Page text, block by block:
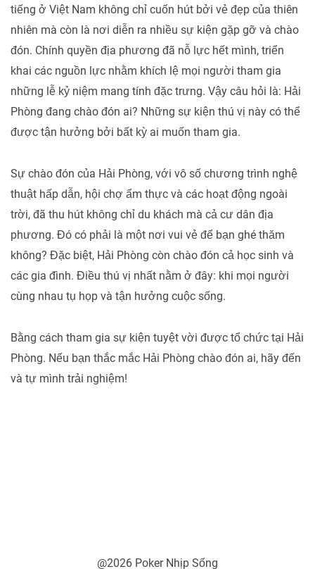
tiếng ở Việt Nam không chỉ cuốn hút bởi vẻ đẹp của thiên
nhiên mà còn là nơi diễn ra nhiều sự kiện gặp gỡ và chào
đón. Chính quyền địa phương đã nỗ lực hết mình, triển
khai các nguồn lực nhằm khích lệ mọi người tham gia
những lễ kỷ niệm mang tính đặc trưng. Vậy câu hỏi là: Hải
Phòng đang chào đón ai? Những sự kiện thú vị này có thể
được tận hưởng bởi bất kỳ ai muốn tham gia.
Sự chào đón của Hải Phòng, với vô số chương trình nghệ
thuật hấp dẫn, hội chợ ẩm thực và các hoạt động ngoài
trời, đã thu hút không chỉ du khách mà cả cư dân địa
phương. Đó có phải là một nơi vui vẻ để bạn ghé thăm
không? Đặc biệt, Hải Phòng còn chào đón cả học sinh và
các gia đình. Điều thú vị nhất nằm ở đây: khi mọi người
cùng nhau tụ họp và tận hưởng cuộc sống.
Bằng cách tham gia sự kiện tuyệt vời được tổ chức tại Hải
Phòng. Nếu bạn thắc mắc Hải Phòng chào đón ai, hãy đến
và tự mình trải nghiệm!
@2026 Poker Nhịp Sống